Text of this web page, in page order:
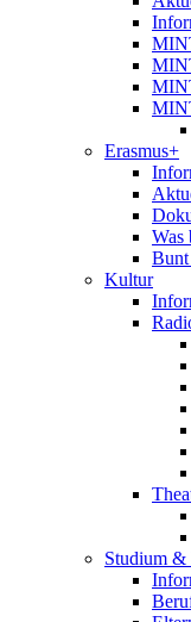
Erasmus+
Was
Bunt
Kultur
Studium &